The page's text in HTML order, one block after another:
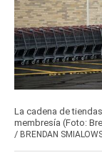
La cadena de
membresía (Foto:
/ BRENDAN